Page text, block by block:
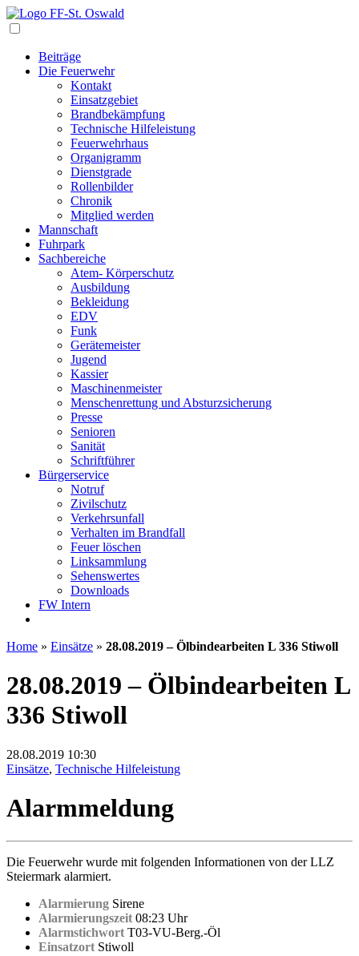
Beiträge
Die Feuerwehr
Kontakt
Einsatzgebiet
Brandbekämpfung
Technische Hilfeleistung
Feuerwehrhaus
Organigramm
Dienstgrade
Rollenbilder
Chronik
Mitglied werden
Mannschaft
Fuhrpark
Sachbereiche
Atem- Körperschutz
Ausbildung
Bekleidung
EDV
Funk
Gerätemeister
Jugend
Kassier
Maschinenmeister
Menschenrettung und Absturzsicherung
Presse
Senioren
Sanität
Schriftführer
Bürgerservice
Notruf
Zivilschutz
Verkehrsunfall
Verhalten im Brandfall
Feuer löschen
Linksammlung
Sehenswertes
Downloads
FW Intern
Home » Einsätze » 28.08.2019 – Ölbindearbeiten L 336 Stiwoll
28.08.2019 – Ölbindearbeiten L
336 Stiwoll
28.08.2019 10:30
Einsätze, Technische Hilfeleistung
Alarmmeldung
Die Feuerwehr wurde mit folgenden Informationen von der LLZ
Steiermark alarmiert.
Alarmierung Sirene
Alarmierungszeit 08:23 Uhr
Alarmstichwort T03-VU-Berg.-Öl
Einsatzort Stiwoll